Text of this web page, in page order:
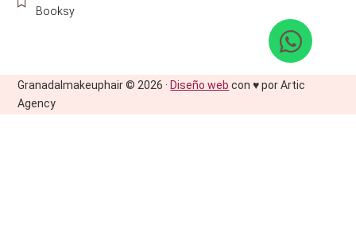
Booksy
Granadalmakeuphair © 2026 · Diseño web con ♥️ por Artic
Agency